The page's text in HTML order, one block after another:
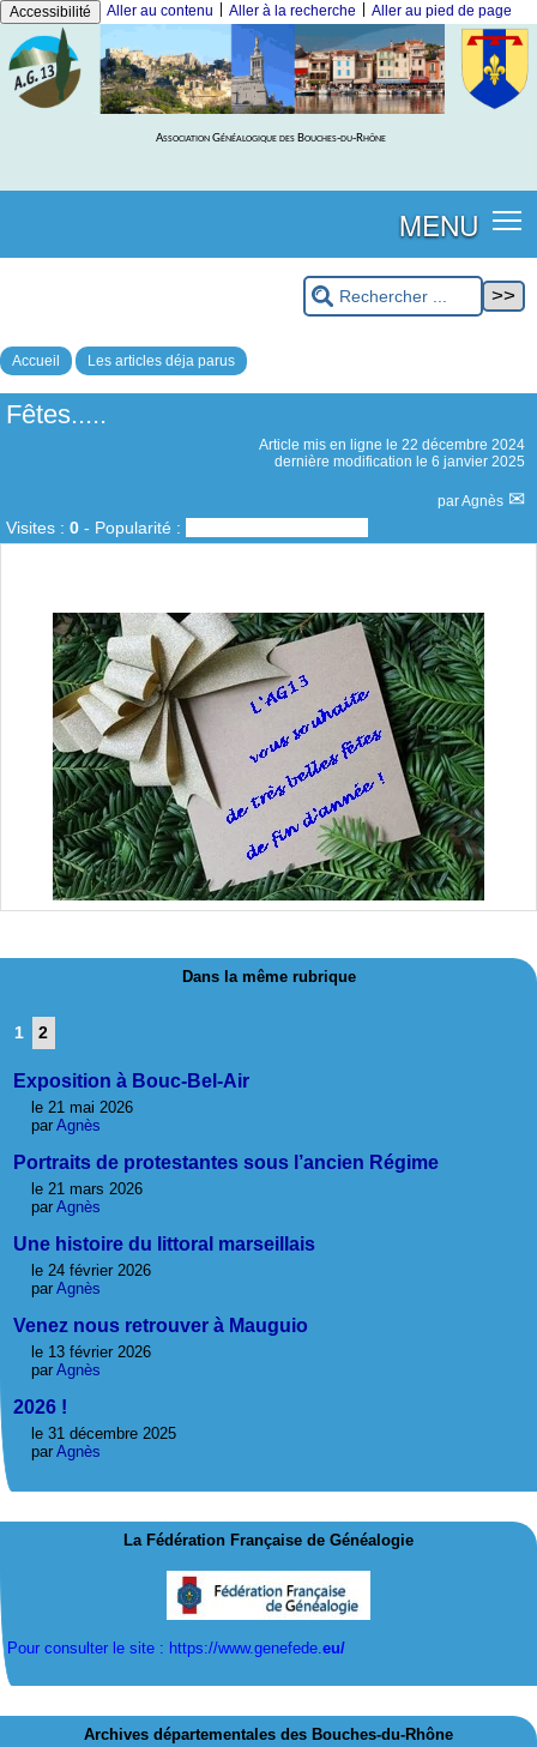
Accessibilité Aller au contenu Aller à la recherche Aller au pied de page
Association Généalogique des Bouches-du-Rhône
MENU
Accueil Les articles déja parus
Fêtes.....
Article mis en ligne le 22 décembre 2024
dernière modification le 6 janvier 2025
parAgnès
Visites : 0 - Popularité :
Dans la même rubrique
1 2
Exposition à Bouc-Bel-Air
le 21 mai 2026
par Agnès
Portraits de protestantes sous l’ancien Régime
le 21 mars 2026
par Agnès
Une histoire du littoral marseillais
le 24 février 2026
par Agnès
Venez nous retrouver à Mauguio
le 13 février 2026
par Agnès
2026 !
le 31 décembre 2025
par Agnès
La Fédération Française de Généalogie
Pour consulter le site : https://www.genefede.eu/
Archives départementales des Bouches-du-Rhône